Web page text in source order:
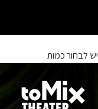
יש לבחור כמות